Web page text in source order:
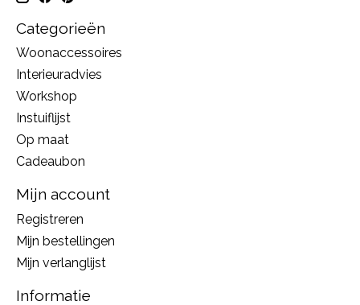
Categorieën
Woonaccessoires
Interieuradvies
Workshop
Instuiflijst
Op maat
Cadeaubon
Mijn account
Registreren
Mijn bestellingen
Mijn verlanglijst
Informatie